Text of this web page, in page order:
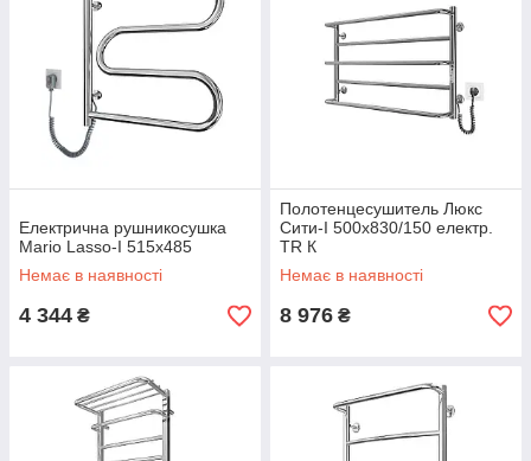
Електрична рушникосушка
Mario Lasso-I 515x485
Немає в наявності
4 344 ₴
Полотенцесушитель Люкс
Сити-І 500х830/150 електр.
TR К
Немає в наявності
8 976 ₴